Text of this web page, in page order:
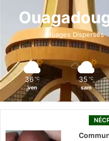
o
k
i
Nuages Dispersés
36 ℃
ven
35 ℃
sam